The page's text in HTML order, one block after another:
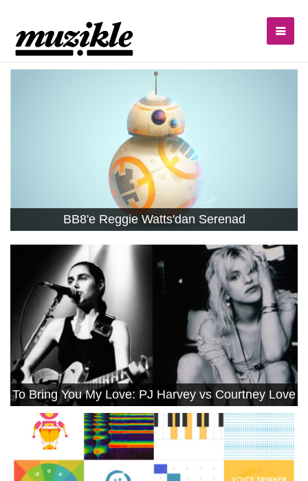
BB8'e Reggie Watts'dan Serenad
To Bring You My Love: PJ Harvey vs Courtney Love